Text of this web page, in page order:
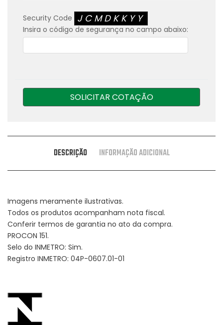
Security Code JCMDKKYY
Insira o código de segurança no campo abaixo:
SOLICITAR COTAÇÃO
DESCRIÇÃO INFORMAÇÃO ADICIONAL
Imagens meramente ilustrativas.
Todos os produtos acompanham nota fiscal.
Conferir termos de garantia no ato da compra.
PROCON 151.
Selo do INMETRO: Sim.
Registro INMETRO: 04P-0607.01-01